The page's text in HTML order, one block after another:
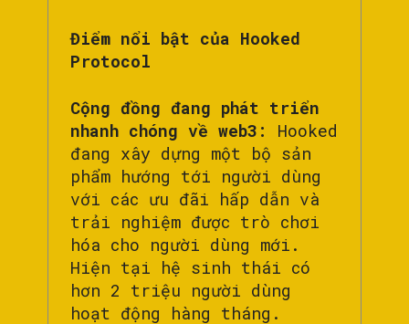
Điểm nổi bật của Hooked
Protocol
Cộng đồng đang phát triển
nhanh chóng về web3:
Hooked
đang xây dựng một bộ sản
phẩm hướng tới người dùng
với các ưu đãi hấp dẫn và
trải nghiệm được trò chơi
hóa cho người dùng mới.
Hiện tại hệ sinh thái có
hơn 2 triệu người dùng
hoạt động hàng tháng.